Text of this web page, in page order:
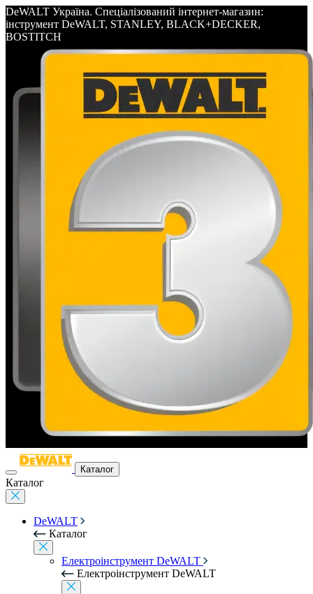
DeWALT Україна. Спеціалізований інтернет-магазин:
інструмент DeWALT, STANLEY, BLACK+DECKER,
BOSTITCH
Каталог
Каталог
DeWALT
Каталог
Електроінструмент DeWALT
Електроінструмент DeWALT